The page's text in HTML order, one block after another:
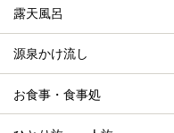
露天風呂
源泉かけ流し
お食事・食事処